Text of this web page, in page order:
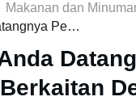
Makanan dan
Tahukah Anda Datangnya Penyakit Berkaitan Dengan Makanan